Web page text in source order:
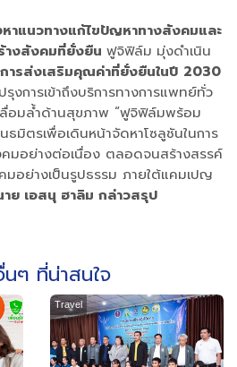
าแนวทางแก้ไขปัญหาทางสังคมและ
างสังคมที่ยั่งยืน ฟูจิฟิล์ม มุ่งดำเนิน
ารส่งเสริมคุณค่าที่ยั่งยืนในปี 2030
งการเข้าถึงบริการทางการแพทย์ทั่ว
อมล้ำด้านสุขภาพ “ฟูจิฟิล์มพร้อม
ธมิตรเพื่อเดินหน้าจัดหาโซลูชันในการ
มอย่างต่อเนื่อง ตลอดจนสร้างสรรค์
อย่างเป็นรูปธรรม ภายใต้แคมเปญ
าย เอสนุ ฮาลิม กล่าวสรุป
นๆ ที่น่าสนใจ
Travel